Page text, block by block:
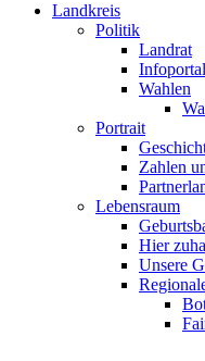
Landkreis
Politik
Landrat
Wahlen
Portrait
Zahlen
Lebensraum
Hier
Unsere